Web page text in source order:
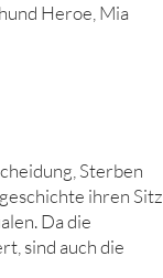
Heroe, Mia
Sterben
ihren Sitz
Da die
sind auch die